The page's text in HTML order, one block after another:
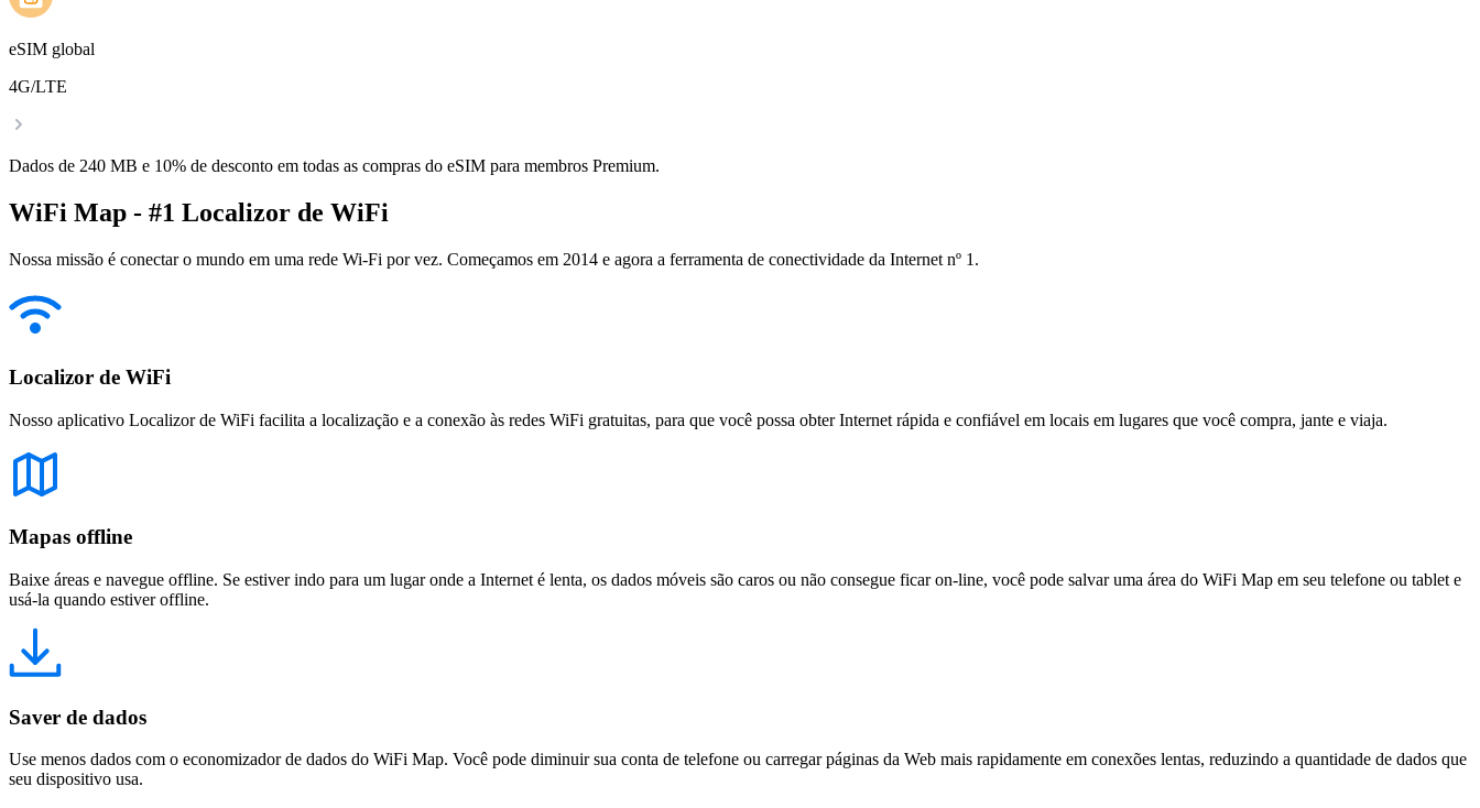
eSIM global
4G/LTE
Dados de 240 MB e 10% de desconto em todas as compras do eSIM para membros Premium.
WiFi Map - #1 Localizor de WiFi
Nossa missão é conectar o mundo em uma rede Wi-Fi por vez. Começamos em 2014 e agora a ferramenta de conectividade da Internet nº 1.
Localizor de WiFi
Nosso aplicativo Localizor de WiFi facilita a localização e a conexão às redes WiFi gratuitas, para que você possa obter Internet rápida e confiável em locais em lugares que você compra, jante e viaja.
Mapas offline
Baixe áreas e navegue offline. Se estiver indo para um lugar onde a Internet é lenta, os dados móveis são caros ou não consegue ficar on-line, você pode salvar uma área do WiFi Map em seu telefone ou tablet e
usá-la quando estiver offline.
Saver de dados
Use menos dados com o economizador de dados do WiFi Map. Você pode diminuir sua conta de telefone ou carregar páginas da Web mais rapidamente em conexões lentas, reduzindo a quantidade de dados que
seu dispositivo usa.